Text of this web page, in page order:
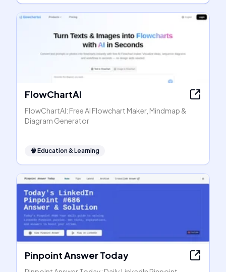
FlowChartAI
FlowChartAI: Free AI Flowchart Maker, Mindmap &
Diagram Generator
🧠 Education & Learning
Pinpoint Answer Today